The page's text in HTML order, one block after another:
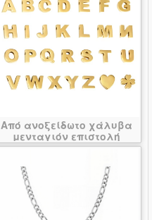
Από ανοξείδωτο χάλυβα
μενταγιόν επιστολή